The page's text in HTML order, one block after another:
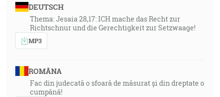
DEUTSCH
Thema: Jesaia 28,17: ICH mache das Recht zur
Richtschnur und die Gerechtigkeit zur Setzwaage!
MP3
ROMÂNA
Fac din judecată o sfoară de măsurat și din dreptate o
cumpănă!